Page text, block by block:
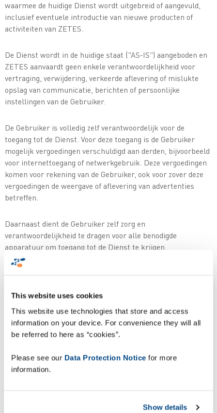
This website uses cookies
This website use technologies that store and access
information on your device. For convenience they will all
be referred to here as “cookies”.
Please see our Data Protection Notice for more
information.
Show details
waarmee de huidige Dienst wordt uitgebreid of aangevuld,
inclusief eventuele introductie van nieuwe producten of
activiteiten van ZETES.
De Dienst wordt in de huidige staat ("AS-IS") aangeboden en
ZETES aanvaardt geen enkele verantwoordelijkheid voor
vertraging, verwijdering, verkeerde aflevering of mislukte
opslag van communicatie, berichten of persoonlijke
instellingen van de Gebruiker.
De Gebruiker is volledig zelf verantwoordelijk voor de
toegang tot de Dienst. Voor deze toegang is de Gebruiker
mogelijk vergoedingen verschuldigd aan derden, bijvoorbeeld
voor internettoegang of netwerkgebruik. Deze vergoedingen
komen voor rekening van de Gebruiker, ook voor zover deze
vergoedingen de weergave of aflevering van advertenties
betreffen.
Daarnaast dient de Gebruiker zelf zorg en
verantwoordelijkheid te dragen voor alle benodigde
apparatuur om toegang tot de Dienst te krijgen.
zijn gesteld, worden er op het internet geen gegevens,
producten of diensten door ZETES aangeboden,
gecontroleerd of aanbevolen.
waarbij wordt vermeld dat deze door ZETES beschikbaar zijn
gesteld, zijn de via de Dienst of op het internet aangeboden
van de correctheid of betrouwbaarheid van de weergegeven